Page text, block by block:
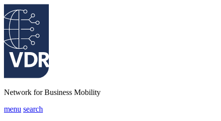
Network for Business Mobility
menu search